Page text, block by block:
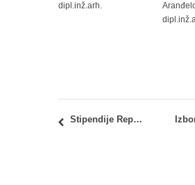
dipl.inž.arh.
Stipendije Republike Koreje za školsku 2021/2022. godinu